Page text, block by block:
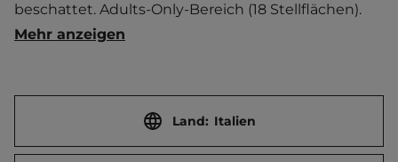
beschattet. Adults-Only-Bereich (18 Stellflächen).
Bar. Pizzeria.  Brötchenservice. Hundedusche. E-
Touristen-/Dauerstellplätze 90/0.
Mehr anzeigen
Land: Italien